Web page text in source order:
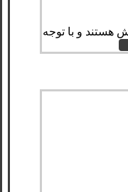
هستند و با توجه